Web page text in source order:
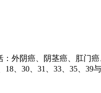
外阴癌、阴茎癌、肛门
18、30、31、33、35、